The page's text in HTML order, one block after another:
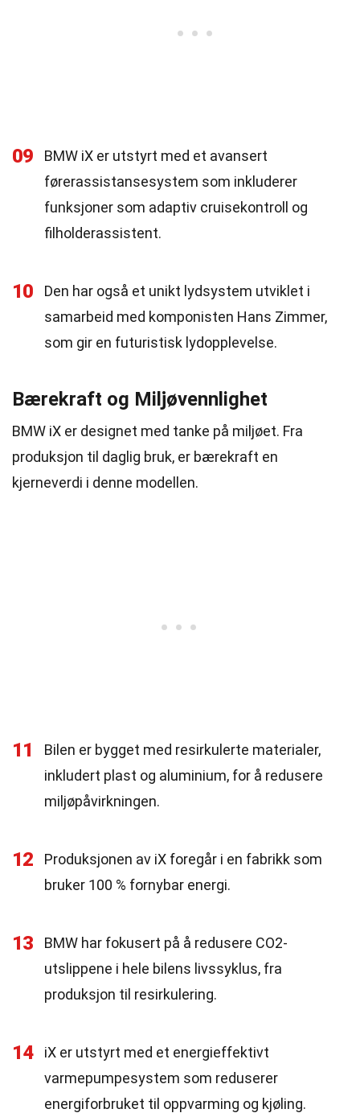
09
BMW iX er utstyrt med et avansert
førerassistansesystem som inkluderer
funksjoner som adaptiv cruisekontroll og
filholderassistent.
10
Den har også et unikt lydsystem utviklet i
samarbeid med komponisten Hans Zimmer,
som gir en futuristisk lydopplevelse.
Bærekraft og Miljøvennlighet
BMW iX er designet med tanke på miljøet. Fra
produksjon til daglig bruk, er bærekraft en
kjerneverdi i denne modellen.
11
Bilen er bygget med resirkulerte materialer,
inkludert plast og aluminium, for å redusere
miljøpåvirkningen.
12
Produksjonen av iX foregår i en fabrikk som
bruker 100 % fornybar energi.
13
BMW har fokusert på å redusere CO2-
utslippene i hele bilens livssyklus, fra
produksjon til resirkulering.
14
iX er utstyrt med et energieffektivt
varmepumpesystem som reduserer
energiforbruket til oppvarming og kjøling.